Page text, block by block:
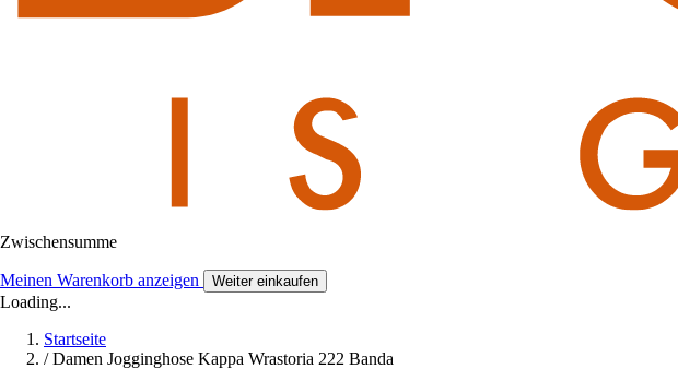
Zwischensumme
Meinen Warenkorb anzeigen Weiter einkaufen
Loading...
Startseite
/ Damen Jogginghose Kappa Wrastoria 222 Banda